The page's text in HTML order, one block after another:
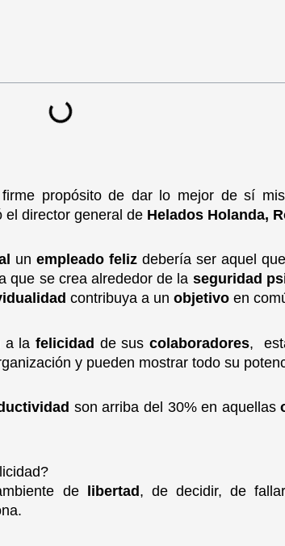
propósito de dar lo mejor de sí
el director general de Helados Holanda,
un empleado felizdebería ser aquel
que se crea alrededor de la seguridad
contribuya a un objetivo en
a la felicidad de sus colaboradores,
y pueden mostrar todo su
son arriba del 30% en aquellas
de libertad, de decidir, de fallar